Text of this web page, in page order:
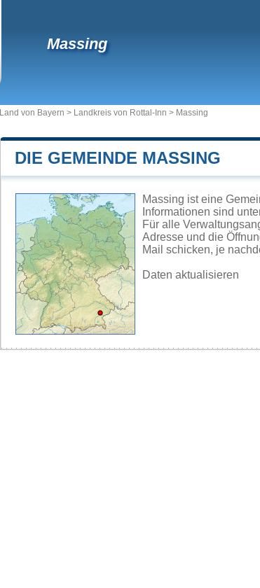
Massing
Land von Bayern > Landkreis von Rottal-Inn > Massing
DIE GEMEINDE MASSING
Massing ist eine
Informationen sind
Für alle
Adresse und die
Mail schicken, je
Daten aktualisieren